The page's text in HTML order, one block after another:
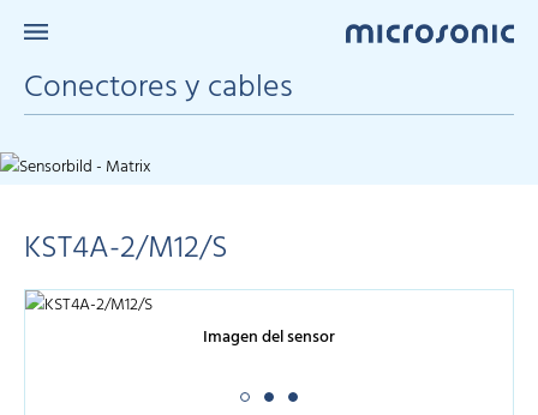
Conectores y cables
KST4A-2/M12/S
Imagen del sensor